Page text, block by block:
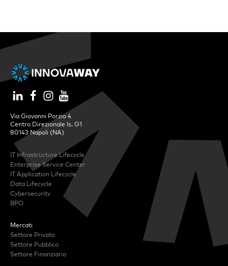
Via Giovanni Porzio 4
Centro Direzionale Is. G1
80143 Napoli (NA)
IT Infrastructure Lifecycle
Enterprise Service Center
IT Application Lifecycle
Data Lifecycle
Cybersecurity
BPO
Mercati
Settore Privato
Settore Pubblico
Settore Finanziario